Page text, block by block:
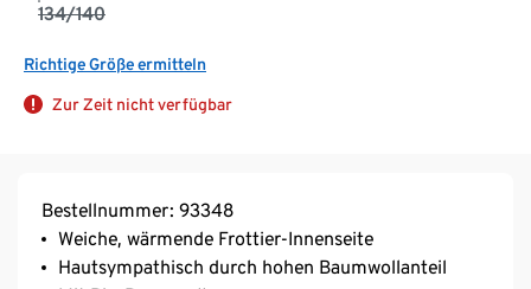
134/140
Richtige Größe ermitteln
Zur Zeit nicht verfügbar
Bestellnummer: 93348
Weiche, wärmende Frottier-Innenseite
Hautsympathisch durch hohen Baumwollanteil